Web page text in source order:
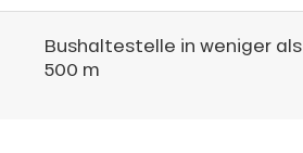
Bushaltestelle in weniger als
500 m